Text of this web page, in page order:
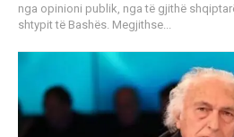
nga opinioni publik, nga të gjithë
shtypit të Bashës. Megjithse...